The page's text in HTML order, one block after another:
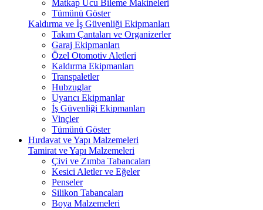
Matkap Ucu Bileme Makineleri
Tümünü Göster
Kaldırma ve İş Güvenliği Ekipmanları
Takım Çantaları ve Organizerler
Garaj Ekipmanları
Özel Otomotiv Aletleri
Kaldırma Ekipmanları
Transpaletler
Hubzuglar
Uyarıcı Ekipmanlar
İş Güvenliği Ekipmanları
Vinçler
Tümünü Göster
Hırdavat ve Yapı Malzemeleri
Tamirat ve Yapı Malzemeleri
Çivi ve Zımba Tabancaları
Kesici Aletler ve Eğeler
Penseler
Silikon Tabancaları
Boya Malzemeleri